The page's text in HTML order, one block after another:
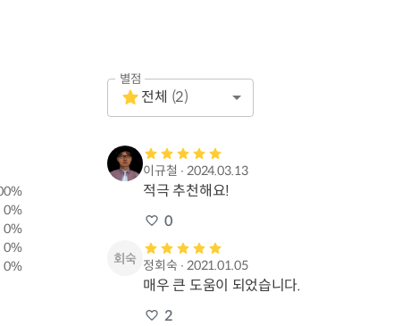
%
0%
0%
0%
0%
별점
1 Star
Empty
전체 (2)
이규철 ∙ 2024.03.13
적극 추천해요!
0
정회숙 ∙ 2021.01.05
매우 큰 도움이 되었습니다.
2